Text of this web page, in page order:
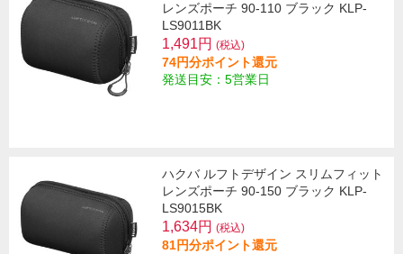
レンズポーチ 90-110 ブラック KLP-
LS9011BK
1,491円 (税込)
74円分ポイント還元
発送目安：5営業日
ハクバ ルフトデザイン スリムフィット
レンズポーチ 90-150 ブラック KLP-
LS9015BK
1,634円 (税込)
81円分ポイント還元